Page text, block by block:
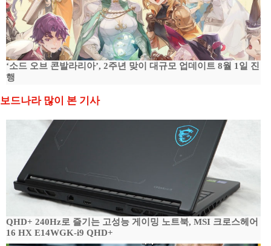
‘소드 오브 콘발라리아’, 2주년 맞이 대규모 업데이트 8월 1일 진
행
보드나라 많이 본 기사
QHD+ 240Hz로 즐기는 고성능 게이밍 노트북, MSI 크로스헤어
16 HX E14WGK-i9 QHD+